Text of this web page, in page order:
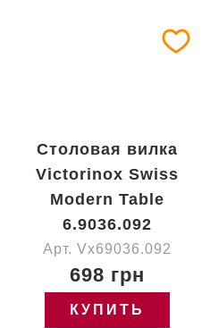
Столовая вилка
Victorinox Swiss
Modern Table
6.9036.092
Арт. Vx69036.092
698 грн
КУПИТЬ